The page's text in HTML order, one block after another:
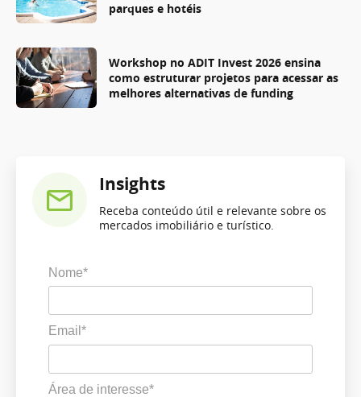
parques e hotéis
Workshop no ADIT Invest 2026 ensina
como estruturar projetos para acessar as
melhores alternativas de funding
Insights
Receba conteúdo útil e relevante sobre os
mercados imobiliário e turístico.
Nome*
Email*
Área de interesse*